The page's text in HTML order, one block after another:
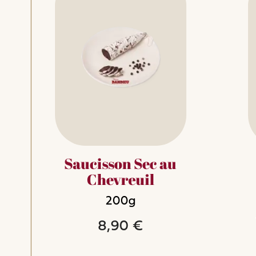
Saucisson Sec au
Chevreuil
200g
8,90 €